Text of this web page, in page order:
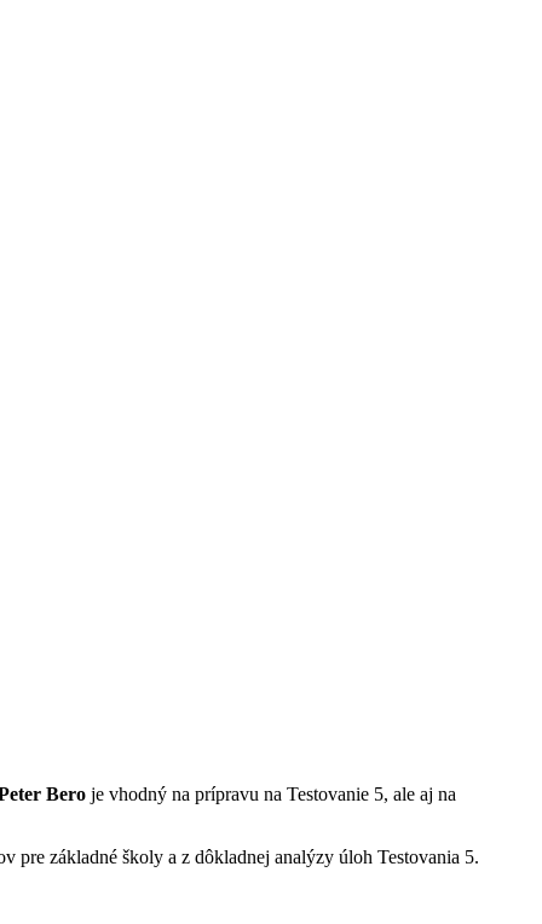
Bero je vhodný na prípravu na Testovanie 5, ale aj na
pre základné školy a z dôkladnej analýzy úloh Testovania 5.